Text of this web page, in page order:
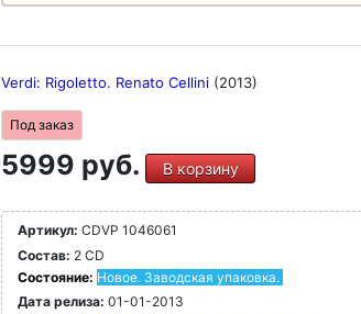
Verdi: Rigoletto. Renato Cellini (2013)
Под заказ
5999 руб. В корзину
Артикул: CDVP 1046061
Состав: 2 CD
Состояние: Новое. Заводская упаковка.
Дата релиза: 01-01-2013